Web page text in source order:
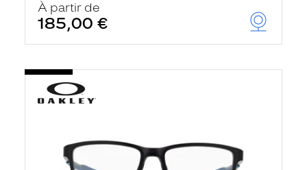
À partir de
185,00 €